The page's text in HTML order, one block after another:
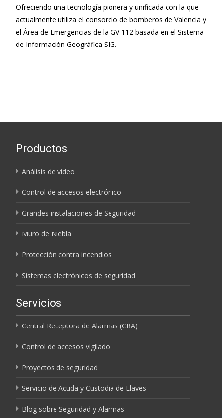
Ofreciendo una tecnología pionera y unificada con la que
actualmente utiliza el consorcio de bomberos de Valencia y
el Área de Emergencias de la GV 112 basada en el Sistema
de Información Geográfica SIG.
Productos
Análisis de vídeo
Control de accesos electrónico
Grandes instalaciones de Seguridad
Muro de Niebla
Protección contra incendios
Sistemas electrónicos de seguridad
Servicios
Central Receptora de Alarmas (CRA)
Control de accesos vigilado
Proyectos de seguridad
Servicio de Acuda y Custodia de Llaves
Blog sobre Seguridad y Alarmas